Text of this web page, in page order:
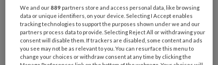
Wil je dit artikel lezen?
Maak gratis een account aan en lees 2
artikelen gratis per maand
Al een account of abonnement?Log dan in
We and our889 partners store and access personal data, like browsing
data or unique identifiers, on your device. Selecting I Accept enables
tracking technologies to support the purposes shown under we and our
partners process data to provide. Selecting Reject All or withdrawing your
consent will disable them. If trackers are disabled, some content and ads
you see may not be as relevant to you. You can resurface this menu to
change your choices or withdraw consent at any time by clicking the